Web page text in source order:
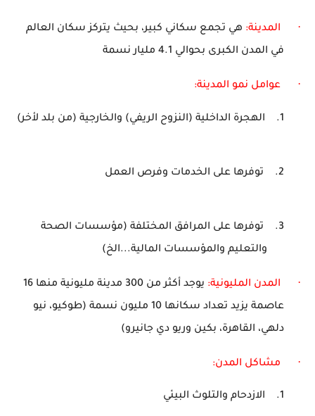
· المدينة: هي تجمع سكاني كبير، بحيث يتركز سكان العالم
في المدن الكبرى بحوالي 4.1 مليار نسمة
· عوامل نمو المدينة:
1. الهجرة الداخلية (النزوح الريفي) والخارجية (من بلد لأخر)
2. توفرها على الخدمات وفرص العمل
3.
توفرها على المرافق المختلفة (مؤسسات الصحة
والتعليم والمؤسسات المالية...الخ)
· المدن المليونية:
يوجد أكثر من 300 مدينة مليونية منها 16
عاصمة يزيد تعداد سكانها 10 مليون نسمة (طوكيو، نيو
دلهي، القاهرة، بكين وريو دي جانيرو)
· مشاكل المدن:
1. الازدحام والتلوث البيئي